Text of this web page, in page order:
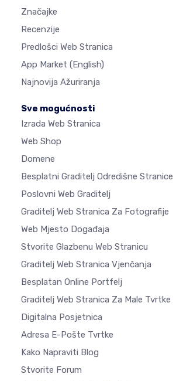
Značajke
Recenzije
Predlošci Web Stranica
App Market (English)
Najnovija Ažuriranja
Sve mogućnosti
Izrada Web Stranica
Web Shop
Domene
Besplatni Graditelj Odredišne Stranice
Poslovni Web Graditelj
Graditelj Web Stranica Za Fotografije
Web Mjesto Događaja
Stvorite Glazbenu Web Stranicu
Graditelj Web Stranica Vjenčanja
Besplatan Online Portfelj
Graditelj Web Stranica Za Male Tvrtke
Digitalna Posjetnica
Adresa E-Pošte Tvrtke
Kako Napraviti Blog
Stvorite Forum